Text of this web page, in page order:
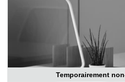
Temporairement